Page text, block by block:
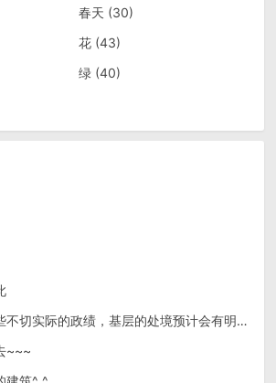
春天 (30)
花(43)
绿(40)
如果上面少追求一些不切实际的政绩，基层的处境预计会有明显改善~~~
~~~